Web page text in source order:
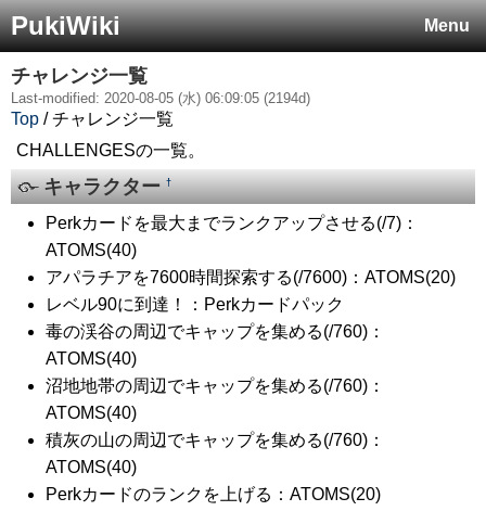
Menu
PukiWiki
チャレンジ一覧
Last-modified: 2020-08-05 (水) 06:09:05 (2194d)
Top / チャレンジ一覧
CHALLENGESの一覧。
キャラクター†
Perkカードを最大までランクアップさせる(/7)：
ATOMS(40)
アパラチアを7600時間探索する(/7600)：ATOMS(20)
レベル90に到達！：Perkカードパック
毒の渓谷の周辺でキャップを集める(/760)：
ATOMS(40)
沼地地帯の周辺でキャップを集める(/760)：
ATOMS(40)
積灰の山の周辺でキャップを集める(/760)：
ATOMS(40)
Perkカードのランクを上げる：ATOMS(20)